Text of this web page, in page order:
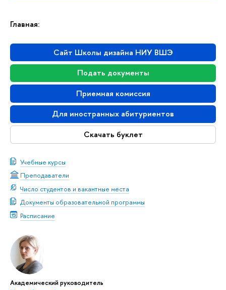
Главная:
Сайт Школы дизайна НИУ ВШЭ
Подать документы
Приемная комиссия
Для иностранных абитуриентов
Скачать буклет
Учебные курсы
Преподаватели
Число студентов и вакантные места
Документы образовательной программы
Расписание
Академический руководитель